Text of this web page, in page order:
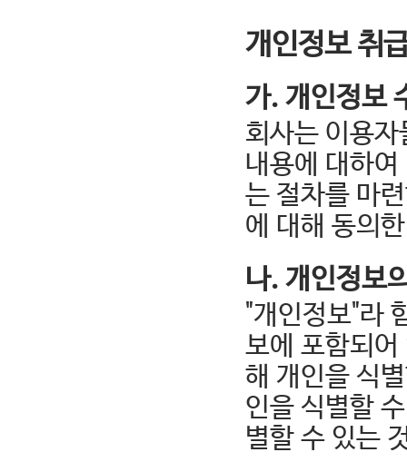
개인정보 취
가. 개인정보
회사는 이용
내용에 대하여
는 절차를 마
에 대해 동의
나. 개인정보
"개인정보"라
보에 포함되
해 개인을 식
인을 식별할
별할 수 있는